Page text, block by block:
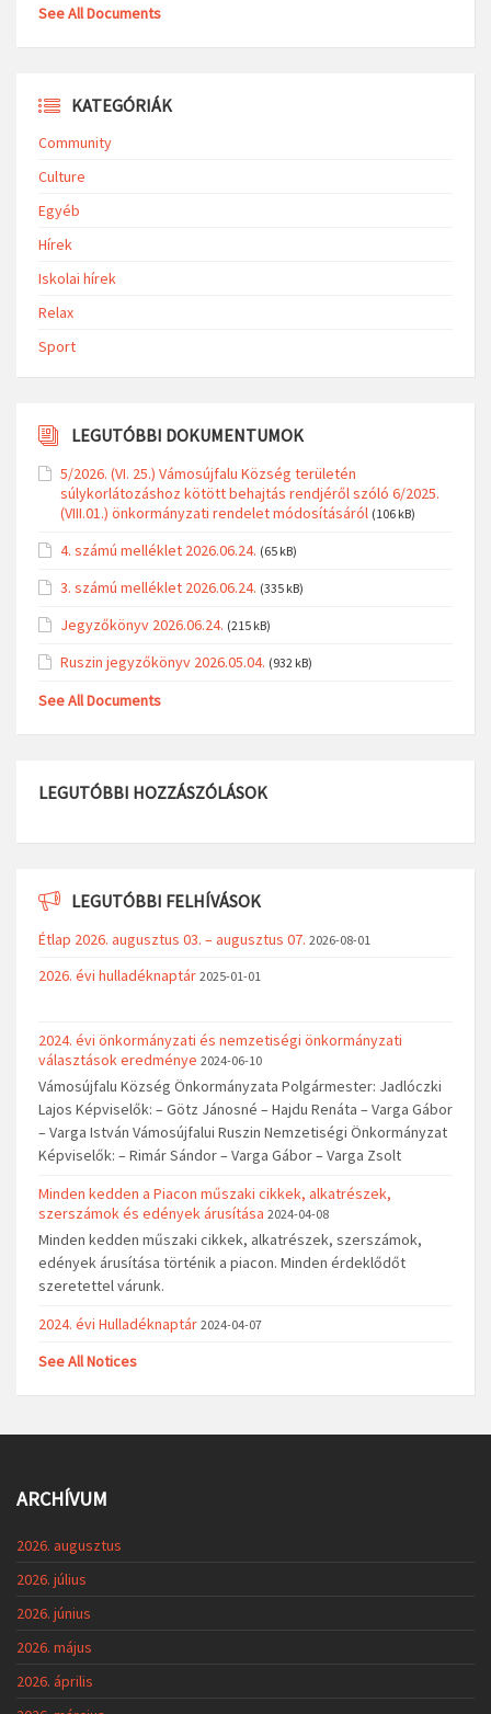
See All Documents
KATEGÓRIÁK
Community
Culture
Egyéb
Hírek
Iskolai hírek
Relax
Sport
LEGUTÓBBI DOKUMENTUMOK
5/2026. (VI. 25.) Vámosújfalu Község területén
súlykorlátozáshoz kötött behajtás rendjéről szóló 6/2025.
(VIII.01.) önkormányzati rendelet módosításáról (106 kB)
4. számú melléklet 2026.06.24. (65 kB)
3. számú melléklet 2026.06.24. (335 kB)
Jegyzőkönyv 2026.06.24. (215 kB)
Ruszin jegyzőkönyv 2026.05.04. (932 kB)
See All Documents
LEGUTÓBBI HOZZÁSZÓLÁSOK
LEGUTÓBBI FELHÍVÁSOK
Étlap 2026. augusztus 03. – augusztus 07. 2026-08-01
2026. évi hulladéknaptár 2025-01-01
2024. évi önkormányzati és nemzetiségi önkormányzati
választások eredménye 2024-06-10
Vámosújfalu Község Önkormányzata Polgármester: Jadlóczki
Lajos Képviselők: – Götz Jánosné – Hajdu Renáta – Varga Gábor
– Varga István Vámosújfalui Ruszin Nemzetiségi Önkormányzat
Képviselők: – Rimár Sándor – Varga Gábor – Varga Zsolt
Minden kedden a Piacon műszaki cikkek, alkatrészek,
szerszámok és edények árusítása 2024-04-08
Minden kedden műszaki cikkek, alkatrészek, szerszámok,
edények árusítása történik a piacon. Minden érdeklődőt
szeretettel várunk.
2024. évi Hulladéknaptár 2024-04-07
See All Notices
ARCHÍVUM
2026. augusztus
2026. július
2026. június
2026. május
2026. április